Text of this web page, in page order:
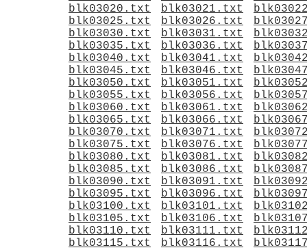
blk03020.txt
blk03021.txt
blk03025.txt
blk03026.txt
blk03030.txt
blk03031.txt
blk03035.txt
blk03036.txt
blk03040.txt
blk03041.txt
blk03045.txt
blk03046.txt
blk03050.txt
blk03051.txt
blk03055.txt
blk03056.txt
blk03060.txt
blk03061.txt
blk03065.txt
blk03066.txt
blk03070.txt
blk03071.txt
blk03075.txt
blk03076.txt
blk03080.txt
blk03081.txt
blk03085.txt
blk03086.txt
blk03090.txt
blk03091.txt
blk03095.txt
blk03096.txt
blk03100.txt
blk03101.txt
blk03105.txt
blk03106.txt
blk03110.txt
blk03111.txt
blk03115.txt
blk03116.txt